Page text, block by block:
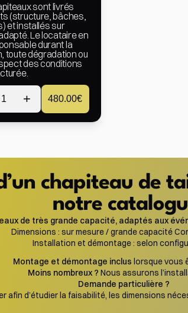
sont livrés
(structure, bâches,
et installés sur
Le locataire en
durant la
toute dégradation ou
des conditions
1 + 480.00€
chapiteau de
notre
de très grande capacité, adaptés aux
Dimensions : sur mesure / grande capacité
Installation et démontage : selon
Montage et démontage inclus lorsque vous
Moins nombreux ? Nous assurons
Demande particulière ?
afin d’étudier la faisabilité, les dimensions